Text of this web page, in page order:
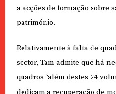
a acções de formação sobre
património.
Relativamente à falta de
sector, Tam admite que há
quadros “além destes 24
dedicam a recuperação de